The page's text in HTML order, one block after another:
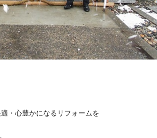
・心豊かになるリフォームを